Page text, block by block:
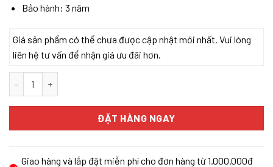
Bảo hành: 3 năm
Giá sản phẩm có thể chưa được cập nhật mới nhất. Vui lòng
liên hệ tư vấn để nhận giá ưu đãi hơn.
ĐẶT HÀNG NGAY
Giao hàng và lắp đặt miễn phí cho đơn hàng từ 1.000.000đ